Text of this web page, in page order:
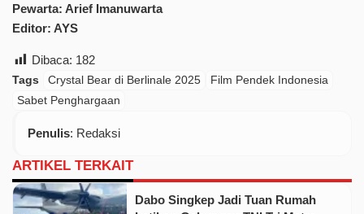
Pewarta: Arief Imanuwarta
Editor: AYS
Dibaca: 182
Tags Crystal Bear di Berlinale 2025
Film Pendek Indonesia
Sabet Penghargaan
Penulis: Redaksi
ARTIKEL TERKAIT
Dabo Singkep Jadi Tuan Rumah